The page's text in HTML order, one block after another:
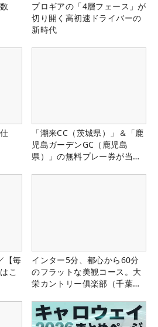
プロギアの「4層フェース」が
切り開く高初速ドライバーの
新時代
「潮来CC（茨城県）」＆「鹿
児島ガーデンGC（鹿児島
県）」の無料プレー券が当た
【毎
こ
インター5分、都心から60分
のフラットな美観コース。大
栄カントリー俱楽部（千葉